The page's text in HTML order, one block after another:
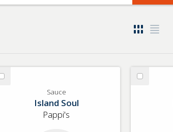
Välj
Sauce
Island Soul
Pappi's
Välj